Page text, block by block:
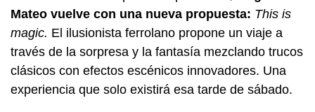
Mateo vuelve con una nueva propuesta: This is
magic. El ilusionista ferrolano propone un viaje a
través de la sorpresa y la fantasía mezclando trucos
clásicos con efectos escénicos innovadores. Una
experiencia que solo existirá esa tarde de sábado.